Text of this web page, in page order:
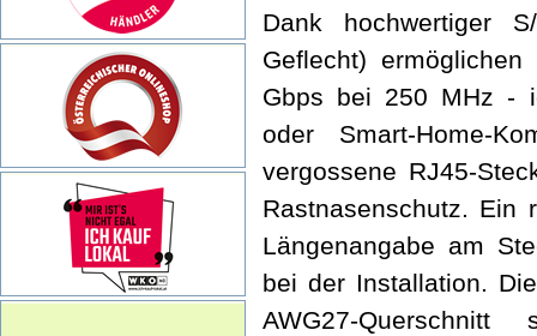
Dank hochwertiger
Geflecht)
Gbps bei 250 MHz -
oder Smart-Home-
vergossene RJ45-
Rastnasenschutz. Ein
Längenangabe am
bei der Installation.
AWG27-